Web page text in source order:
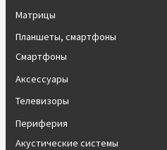
Матрицы
Планшеты, смартфоны
Смартфоны
Аксессуары
Телевизоры
Периферия
Акустические системы